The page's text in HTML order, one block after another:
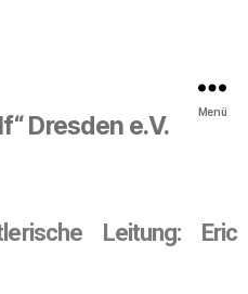
Dresden e.V. Menü
Leitung: Eric